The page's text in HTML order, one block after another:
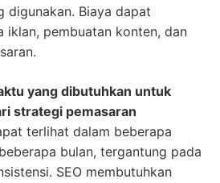
digunakan. Biaya dapat
iklan, pembuatan konten, dan
yang dibutuhkan untuk
strategi pemasaran
terlihat dalam beberapa
bulan, tergantung pada
SEO membutuhkan